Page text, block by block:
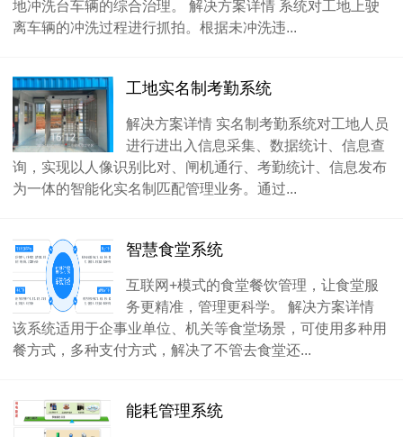
地冲洗台车辆的综合治理。 解决方案详情 系统对工地上驶
离车辆的冲洗过程进行抓拍。根据未冲洗违...
工地实名制考勤系统
解决方案详情 实名制考勤系统对工地人员
进行进出入信息采集、数据统计、信息查
询，实现以人像识别比对、闸机通行、考勤统计、信息发布
为一体的智能化实名制匹配管理业务。通过...
智慧食堂系统
互联网+模式的食堂餐饮管理，让食堂服
务更精准，管理更科学。 解决方案详情
该系统适用于企事业单位、机关等食堂场景，可使用多种用
餐方式，多种支付方式，解决了不管去食堂还...
能耗管理系统